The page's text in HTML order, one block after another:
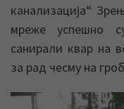
канализација“
мреже успешно
санирали квар на
за рад чесму на